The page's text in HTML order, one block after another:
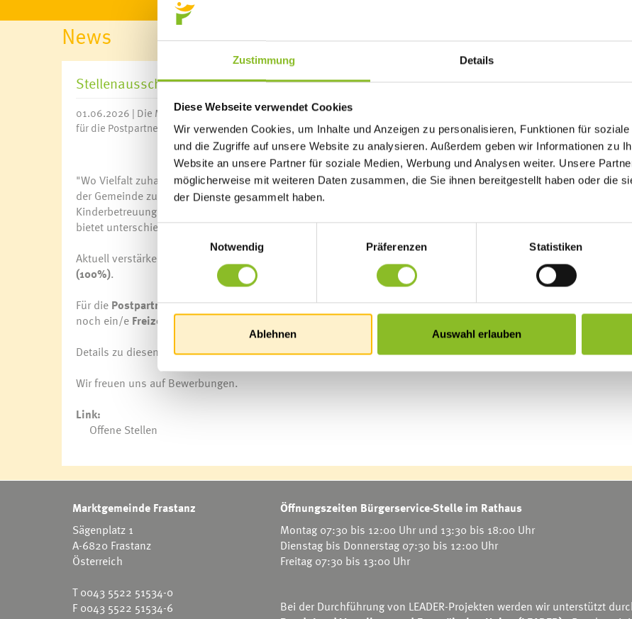
Zustimmung Details
Diese Webseite verwendet Cookies
Wir verwenden Cookies, um Inhalte und Anzeigen zu personalisieren, Funktionen für
und die Zugriffe auf unsere Website zu analysieren. Außerdem geben wir Informationen zu
Website an unsere Partner für soziale Medien, Werbung und Analysen weiter. Unsere
möglicherweise mit weiteren Daten zusammen, die Sie ihnen bereitgestellt haben oder die
der Dienste gesammelt haben.
Einwilligungsauswahl
Notwendig
Präferenzen Statistiken
Ablehnen Auswahl erlauben
News
Stellenausschreibungen
01.06.2026 | Die Marktgemeinde Frastanz hat eine Stelle in der Sozialabteilung der Bürgerservice-Stelle ausgeschrieben.
für die Postpartner-Stelle gibt es für den Sommer ein Job-Angebot.
"Wo Vielfalt zuhause ist" - Der Slogan der Marktgemeinde Frastanz trifft auch auf die Job- und Karriere-
der Gemeinde zu: Ob handwerkliches Geschick im Bauhof, pädagogische Kompetenz in einer der
Kinderbetreuungseinrichtungen oder soziale und fachliche Kompetenzen in der Verwaltung, die Marktgemeinde
bietet unterschiedliche Berufsfelder.
Aktuell verstärken wir unser Team im Rathaus mit einer
(100%).
Für die Postpartner-Stelle ist eine Position (25 Stunden pro Woche) für den Sommerausgeschrieben. Zudem
noch ein/e Freizeitpädagogin(Teilzeit)gesucht.
Details zu diesen offenen Stellen und weitere Stellenangebote sind unter
https://frastanz.at/karriere-vielfalt
Wir freuen uns auf Bewerbungen.
Link:
Offene Stellen
Marktgemeinde Frastanz
Sägenplatz 1
A-6820 Frastanz
Österreich
T0043 5522 51534-0
F 0043 5522 51534-6
Öffnungszeiten Bürgerservice-Stelle im Rathaus
Montag 07:30 bis 12:00 Uhr und 13:30 bis 18:00 Uhr
Dienstag bis Donnerstag 07:30 bis 12:00 Uhr
Freitag 07:30 bis 13:00 Uhr
Bei der Durchführung von LEADER-Projekten werden wir unterstützt